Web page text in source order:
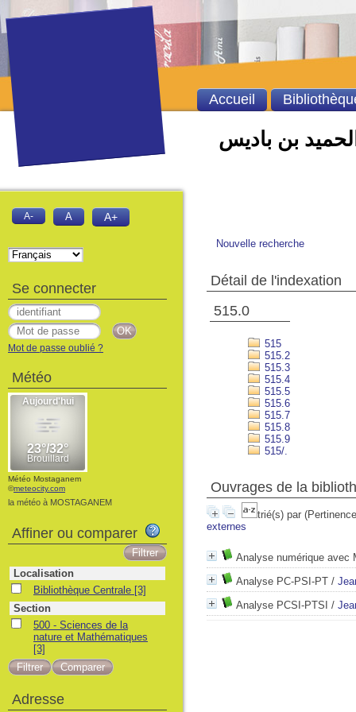
بن باديس
Nouvelle recherche
Détail de l'indexation
515.0
515
515.2
515.3
515.4
515.5
515.6
515.7
515.8
515.9
515/.
Ouvrages de la
trié(s) par
externes
Analyse numérique avec
Analyse PC-PSI-PT /
Analyse PCSI-PTSI /
Accueil
A- A A+
Se connecter
Mot de passe oublié ?
Météo
Météo Mostaganem
©meteocity.com
la météo à MOSTAGANEM
Affiner ou comparer
Localisation
Bibliothèque Centrale [3]
Section
500 - Sciences de la
nature et Mathématiques
[3]
Adresse